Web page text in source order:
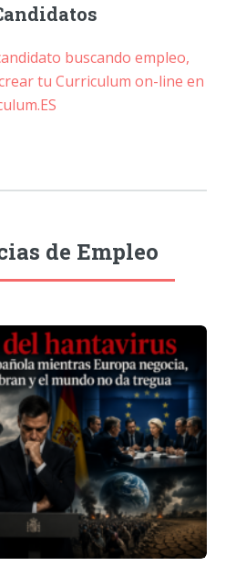
buscando empleo,
tu Curriculum on-line en
de Empleo